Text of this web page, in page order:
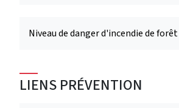
Niveau de danger d'incendie de forêt
LIENS PRÉVENTION